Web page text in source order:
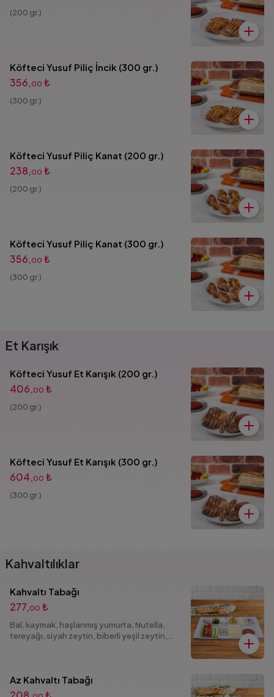
(200 gr.)
Köfteci Yusuf Piliç İncik (300 gr.)
356,00 ₺
(300 gr.)
Köfteci Yusuf Piliç Kanat (200 gr.)
238,00 ₺
(200 gr.)
Köfteci Yusuf Piliç Kanat (300 gr.)
356,00 ₺
(300 gr.)
Et Karışık
Köfteci Yusuf Et Karışık (200 gr.)
406,00 ₺
(200 gr.)
Köfteci Yusuf Et Karışık (300 gr.)
604,00 ₺
(300 gr.)
Kahvaltılıklar
Kahvaltı Tabağı
277,00 ₺
Bal, kaymak, haşlanmış yumurta, Nutella,
tereyağı, siyah zeytin, biberli yeşil zeytin,
Az Kahvaltı Tabağı